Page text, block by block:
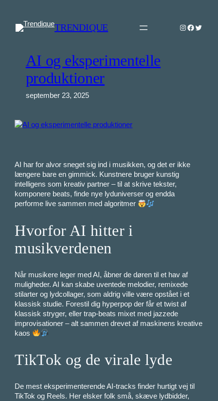
indhold
TRENDIQUE Instagram
Twitter
AI og eksperimentelle
produktioner
september 23, 2025
AI har for alvor sneget sig ind i musikken, og det er ikke
længere bare en gimmick. Kunstnere bruger kunstig
intelligens som kreativ partner – til at skrive tekster,
komponere beats, finde nye lyduniverser og endda
performe live sammen med algoritmer
Hvorfor AI hitter i
musikverdenen
Når musikere leger med AI, åbner de døren til et hav af
muligheder. AI kan skabe uventede melodier, remixede
stilarter og lydcollager, som aldrig ville være opstået i et
klassisk studie. Forestil dig hyperpop der får et twist af
klassisk stryger, eller trap-beats mixet med jazzede
improvisationer – alt sammen drevet af maskinens kreative
kaos
TikTok og de virale lyde
De mest eksperimenterende AI-tracks finder hurtigt vej til
TikTok og Reels. Her elsker folk små, skæve lydbidder,